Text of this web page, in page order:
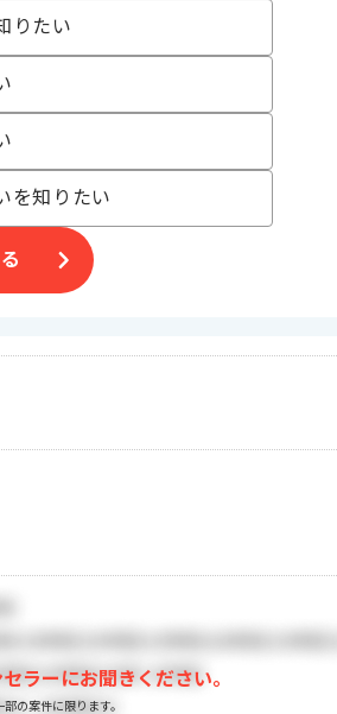
りたい
を知りたい
ラーにお聞きください。
の案件に限ります。